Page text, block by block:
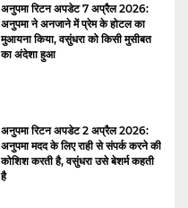
अनुपमा रिटन अपडेट 7 अप्रैल 2026:
अनुपमा ने अनजाने में प्रेम के होटल का
मुआयना किया, वसुंधरा को किसी मुसीबत
का अंदेशा हुआ
अनुपमा रिटन अपडेट 2 अप्रैल 2026:
अनुपमा मदद के लिए राही से संपर्क करने की
कोशिश करती है, वसुंधरा उसे बेशर्म कहती
है